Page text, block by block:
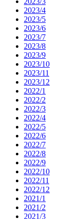
2023/4
2023/5
2023/6
2023/7
2023/8
2023/9
2023/10
2023/11
2023/12
2022/1
2022/2
2022/3
2022/4
2022/5
2022/6
2022/7
2022/8
2022/9
2022/10
2022/11
2022/12
2021/1
2021/2
2021/3